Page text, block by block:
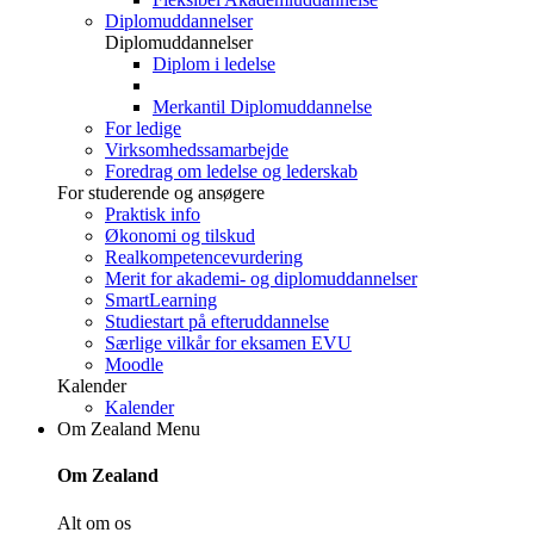
Diplomuddannelser
Diplomuddannelser
Diplom i ledelse
Merkantil Diplomuddannelse
For ledige
Virksomhedssamarbejde
Foredrag om ledelse og lederskab
For studerende og ansøgere
Praktisk info
Økonomi og tilskud
Realkompetencevurdering
Merit for akademi- og diplomuddannelser
SmartLearning
Studiestart på efteruddannelse
Særlige vilkår for eksamen EVU
Moodle
Kalender
Kalender
Om Zealand Menu
Om Zealand
Alt om os